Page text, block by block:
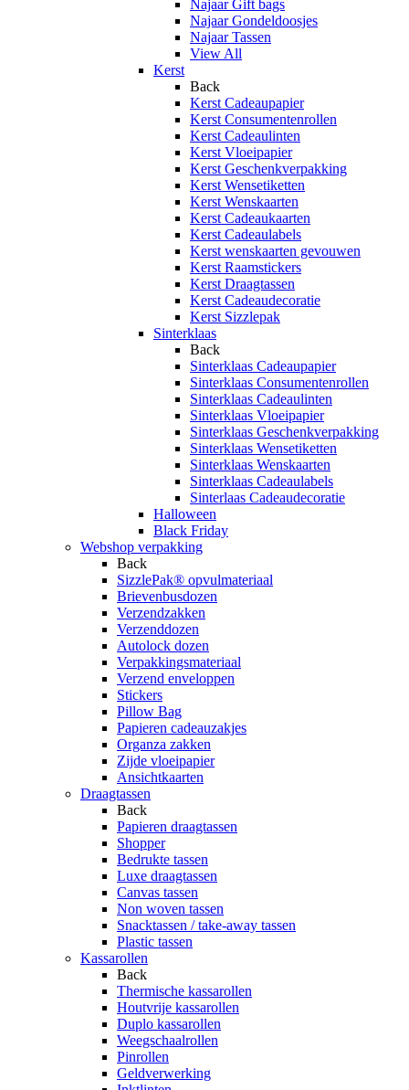
Najaar Gift bags
Najaar Gondeldoosjes
Najaar Tassen
View All
Kerst
Back
Kerst Cadeaupapier
Kerst Consumentenrollen
Kerst Cadeaulinten
Kerst Vloeipapier
Kerst Geschenkverpakking
Kerst Wensetiketten
Kerst Wenskaarten
Kerst Cadeaukaarten
Kerst Cadeaulabels
Kerst wenskaarten gevouwen
Kerst Raamstickers
Kerst Draagtassen
Kerst Cadeaudecoratie
Kerst Sizzlepak
Sinterklaas
Back
Sinterklaas Cadeaupapier
Sinterklaas Consumentenrollen
Sinterklaas Cadeaulinten
Sinterklaas Vloeipapier
Sinterklaas Geschenkverpakking
Sinterklaas Wensetiketten
Sinterklaas Wenskaarten
Sinterklaas Cadeaulabels
Sinterlaas Cadeaudecoratie
Halloween
Black Friday
Webshop verpakking
Back
SizzlePak® opvulmateriaal
Brievenbusdozen
Verzendzakken
Verzenddozen
Autolock dozen
Verpakkingsmateriaal
Verzend enveloppen
Stickers
Pillow Bag
Papieren cadeauzakjes
Organza zakken
Zijde vloeipapier
Ansichtkaarten
Draagtassen
Back
Papieren draagtassen
Shopper
Bedrukte tassen
Luxe draagtassen
Canvas tassen
Non woven tassen
Snacktassen / take-away tassen
Plastic tassen
Kassarollen
Back
Thermische kassarollen
Houtvrije kassarollen
Duplo kassarollen
Weegschaalrollen
Pinrollen
Geldverwerking